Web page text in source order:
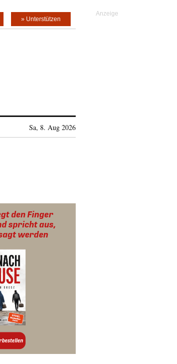
» Unterstützen
Sa, 8. Aug 2026